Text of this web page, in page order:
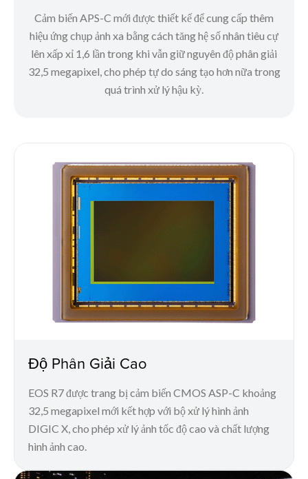
Cảm biến APS-C mới được thiết kế để cung cấp thêm
hiệu ứng chụp ảnh xa bằng cách tăng hệ số nhân tiêu cự
lên xấp xỉ 1,6 lần trong khi vẫn giữ nguyên độ phân giải
32,5 megapixel, cho phép tự do sáng tạo hơn nữa trong
quá trình xử lý hậu kỳ.
Độ Phân Giải Cao
EOS R7 được trang bị cảm biến CMOS ASP-C khoảng
32,5 megapixel mới kết hợp với bộ xử lý hình ảnh
DIGIC X, cho phép xử lý ảnh tốc độ cao và chất lượng
hình ảnh cao.